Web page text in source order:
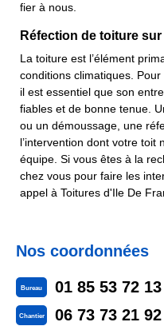
fier à nous.
Réfection de toiture sur
La toiture est l’élément
conditions climatiques.
il est essentiel que son
fiables et de bonne tenue.
ou un démoussage, une
l’intervention dont votre toit
équipe. Si vous êtes à la
chez vous pour faire les
appel à Toitures d'Ile De
Nos coordonnées
Bureau 01 85 53 72 13
Chantier 06 73 73 21 92